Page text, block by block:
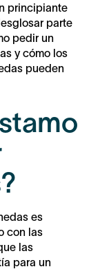
principiante
parte
pedir un
y cómo los
pueden
es
con las
las
para un